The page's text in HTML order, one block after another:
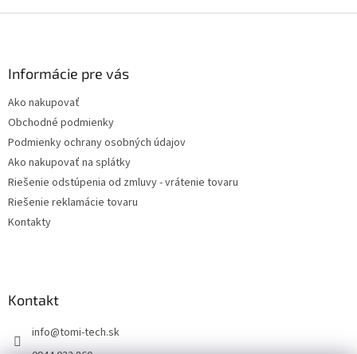
Informácie pre vás
Ako nakupovať
Obchodné podmienky
Podmienky ochrany osobných údajov
Ako nakupovať na splátky
Riešenie odstúpenia od zmluvy - vrátenie tovaru
Riešenie reklamácie tovaru
Kontakty
Kontakt
info@tomi-tech.sk